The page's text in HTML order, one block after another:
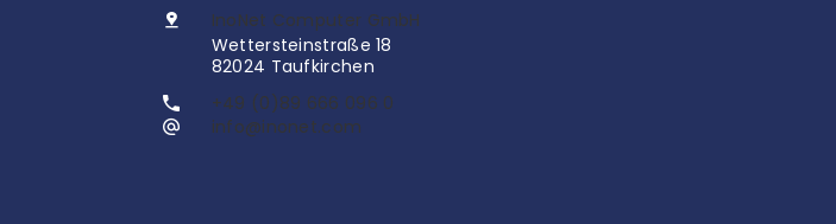
InoNet Computer GmbH
Wettersteinstraße 18
82024 Taufkirchen
+49 (0)89 666 096 0
info@inonet.com